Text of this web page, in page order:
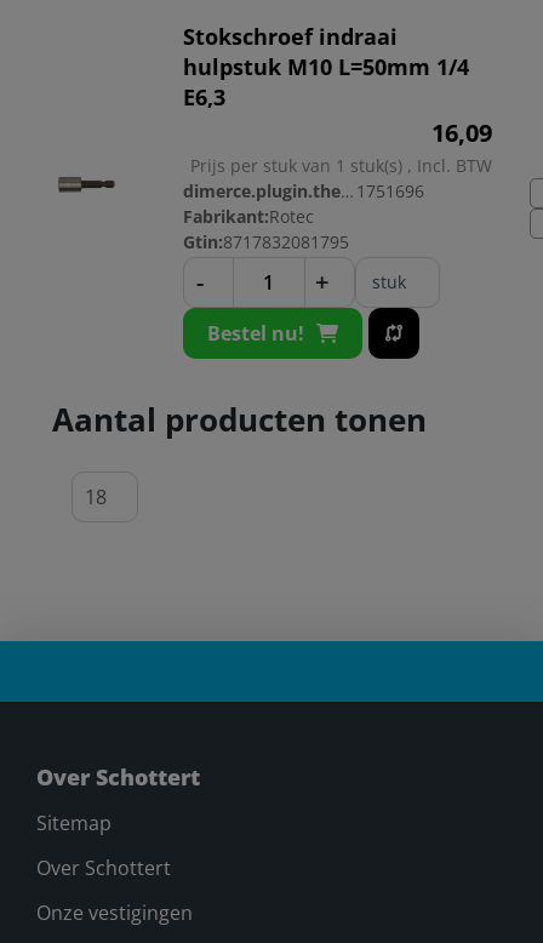
Stokschroef indraai
hulpstuk M10 L=50mm 1/4
E6,3
16,09
Prijs per stuk van 1 stuk(s) , Incl. BTW
dimerce.plugin.theme.productnr: 1751696
Fabrikant:Rotec
Gtin:8717832081795
- + stuk
Bestel nu!
Aantal producten tonen
Over Schottert
Sitemap
Over Schottert
Onze vestigingen